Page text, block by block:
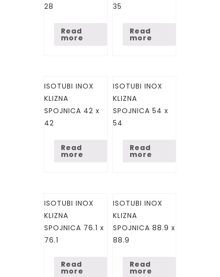
28
Read
more
35
Read
more
ISOTUBI INOX
KLIZNA
SPOJNICA 42 x
42
Read
more
ISOTUBI INOX
KLIZNA
SPOJNICA 54 x
54
Read
more
ISOTUBI INOX
KLIZNA
SPOJNICA 76.1 x
76.1
Read
more
ISOTUBI INOX
KLIZNA
SPOJNICA 88.9 x
88.9
Read
more